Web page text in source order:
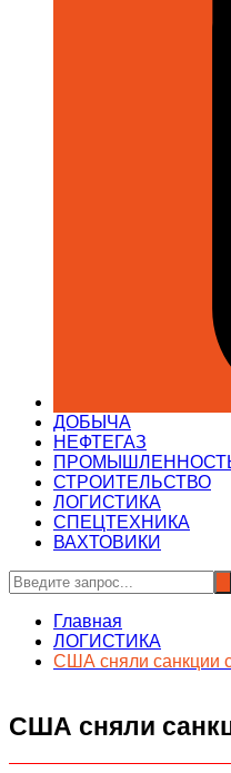
ДОБЫЧА
НЕФТЕГАЗ
СТРОИТЕЛЬСТВО
ЛОГИСТИКА
СПЕЦТЕХНИКА
ВАХТОВИКИ
Главная
ЛОГИСТИКА
США сняли санкции с
США сняли